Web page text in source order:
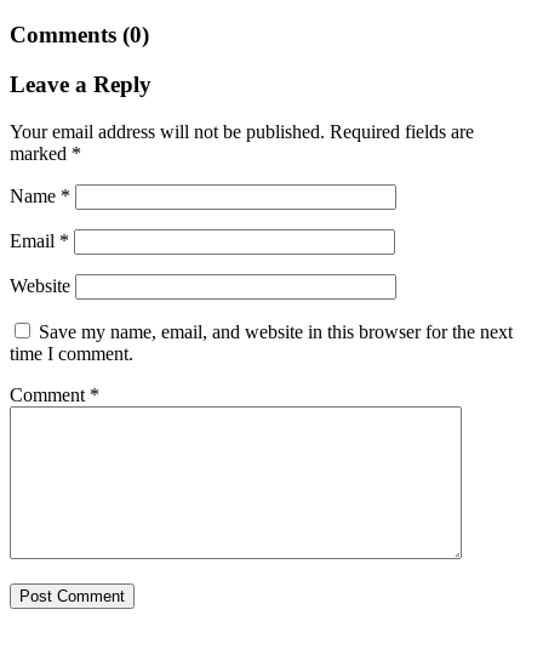
Comments (0)
Leave a Reply
Your email address will not be published. Required fields are
marked *
Name *
Email *
Website
Save my name, email, and website in this browser for the next
time I comment.
Comment *